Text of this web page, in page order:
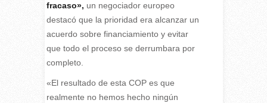
fracaso», un negociador europeo
destacó que la prioridad era alcanzar un
acuerdo sobre financiamiento y evitar
que todo el proceso se derrumbara por
completo.
«El resultado de esta COP es que
realmente no hemos hecho ningún